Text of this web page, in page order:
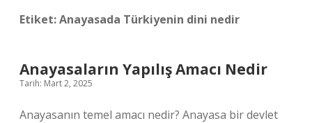
Etiket:Anayasada Türkiyenin dini nedir
Anayasaların Yapılış Amacı Nedir
Tarih: Mart 2, 2025
Anayasanın temel amacı nedir? Anayasa bir devlet